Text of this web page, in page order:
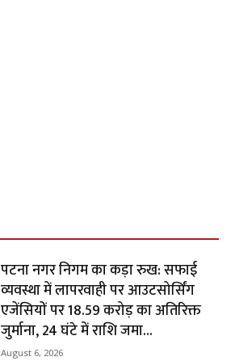
पटना नगर निगम का कड़ा रुख: सफाई
व्यवस्था में लापरवाही पर आउटसोर्सिंग
एजेंसियों पर ₹18.59 करोड़ का अतिरिक्त
जुर्माना, 24 घंटे में राशि जमा...
August 6, 2026